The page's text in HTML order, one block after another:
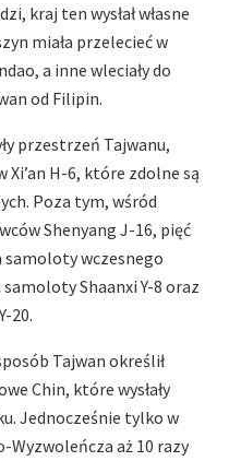
kraj ten wysłał własne
miała przelecieć w
a inne wleciały do
od Filipin.
przestrzeń Tajwanu,
Xi’an H-6, które zdolne są
Poza tym, wśród
Shenyang J-16, pięć
samoloty wczesnego
Shaanxi Y-8 oraz
20.
Tajwan określił
Chin, które wysłały
Jednocześnie tylko w
aż 10 razy